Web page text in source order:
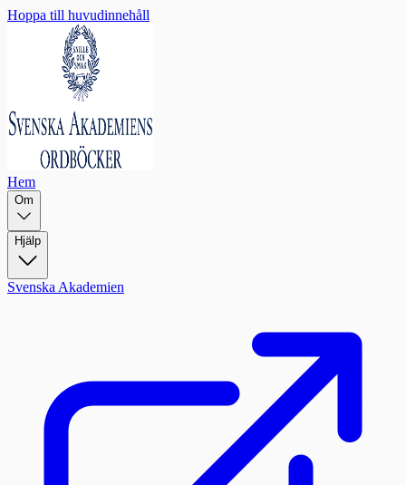
Hoppa till huvudinnehåll
Hem
Om
Hjälp
Svenska Akademien